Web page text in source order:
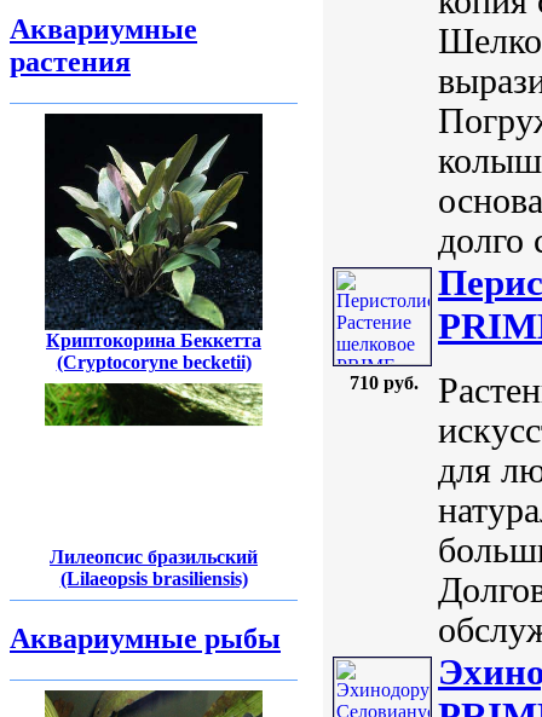
Аквариумные
растения
Криптокорина Беккетта
(Cryptocoryne becketii)
Лилеопсис бразильский
(Lilaeopsis brasiliensis)
Аквариумные рыбы
долго
710 руб.
для